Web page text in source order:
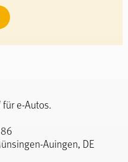
für e-Autos.
Auingen, DE